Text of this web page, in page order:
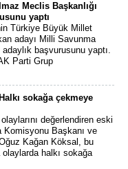
Meclis Başkanlığı
yaptı
Türkiye Büyük Millet
adayı Milli Savunma
başvurusunu yaptı.
Parti Grup
sokağa çekmeye
değerlendiren eski
Başkanı ve
Kağan Köksal, bu
halkı sokağa